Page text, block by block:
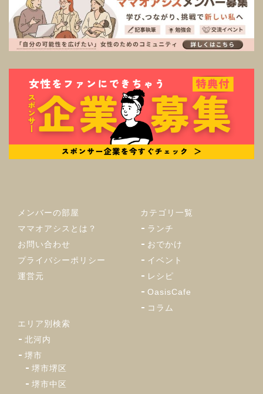
メンバーの部屋
ママオアシスとは？
お問い合わせ
プライバシーポリシー
運営元
カテゴリ一覧
ランチ
おでかけ
イベント
レシピ
OasisCafe
コラム
エリア別検索
北河内
堺市
堺市堺区
堺市中区